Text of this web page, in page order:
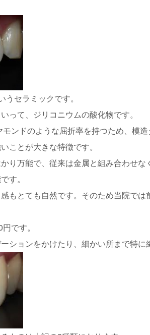
うセラミックです。
って、ジリコニウムの酸化物です。
ンドのような屈折率を持つため、模造
ことが大きな特徴です。
り万能で、従来は金属と組み合わせな
す。
もとても自然です。そのため当院では
です。
ションをかけたり、細かい所まで特に